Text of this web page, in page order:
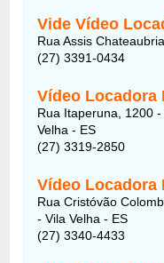
Vide Vídeo
Rua Assis
(27) 3391-0434
Vídeo Locadora
Rua Itaperuna, 1200
Velha - ES
(27) 3319-2850
Vídeo Locadora
Rua Cristóvão
- Vila Velha - ES
(27) 3340-4433